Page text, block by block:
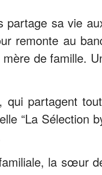
partage sa vie
remonte au
de famille.
qui partagent
“La Sélection
la sœur